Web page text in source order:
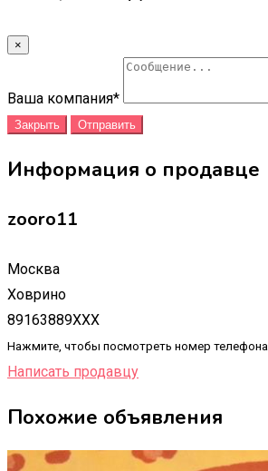
×
Ваша компания*
Закрыть Отправить
Информация о продавце
zooro11
Москва
Ховрино
89163889XXX
Нажмите, чтобы посмотреть номер телефона
Написать продавцу
Похожие объявления